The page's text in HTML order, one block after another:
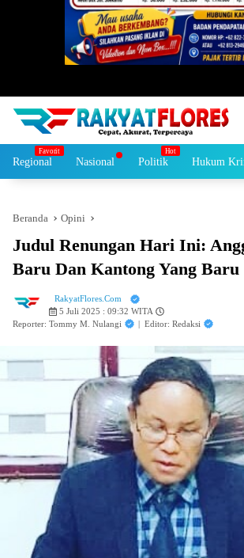
Regional Nasional Politik Hukum
Beranda Opini
Judul Renungan Hari Ini:
Baru Dan Kantong Yang Baru
RakyatFlores.Com
5 Juli 2025 : 09:32 WITA
Reporter: Tommy M. Nulangi
| Editor: Redaksi